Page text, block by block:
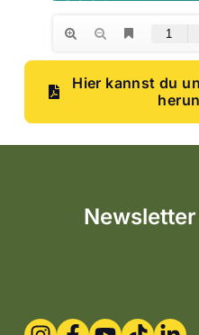
Hier kannst du